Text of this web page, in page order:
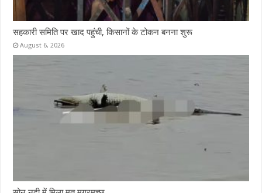
सहकारी समिति पर खाद पहुंची, किसानों के टोकन बनना शुरू
August 6, 2026